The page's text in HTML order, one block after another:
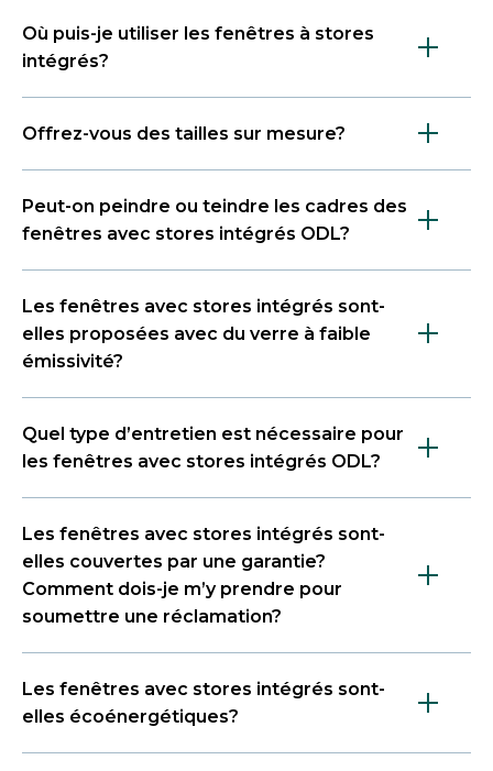
Où puis-je utiliser les fenêtres à stores
intégrés?
Offrez-vous des tailles sur mesure?
Peut-on peindre ou teindre les cadres des
fenêtres avec stores intégrés ODL?
Les fenêtres avec stores intégrés sont-
elles proposées avec du verre à faible
émissivité?
Quel type d’entretien est nécessaire pour
les fenêtres avec stores intégrés ODL?
Les fenêtres avec stores intégrés sont-
elles couvertes par une garantie?
Comment dois-je m’y prendre pour
soumettre une réclamation?
Les fenêtres avec stores intégrés sont-
elles écoénergétiques?